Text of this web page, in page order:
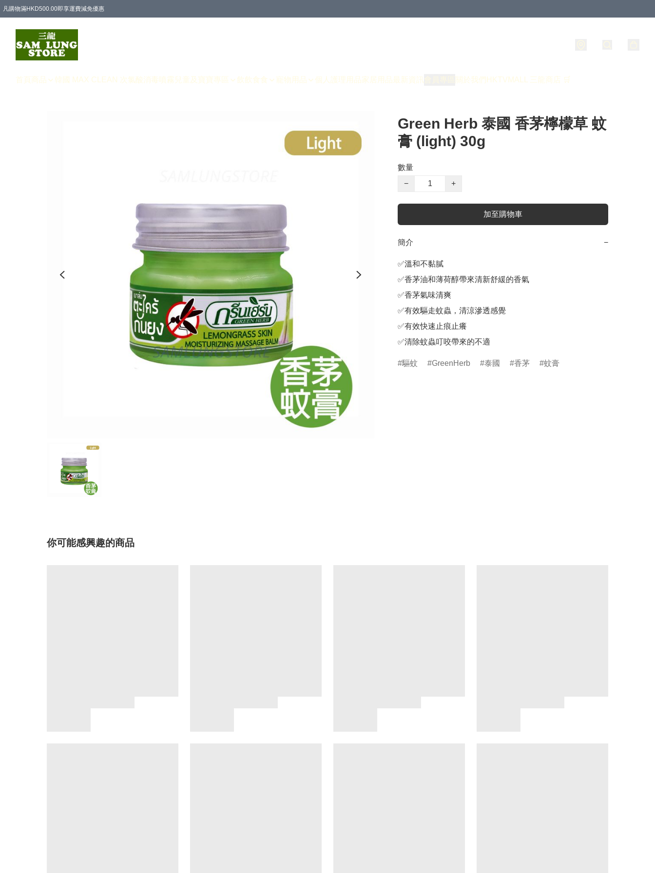
凡購物滿HKD500.00即享運費減免優惠
首頁 商品 韓國 MAX CLEAN 次氯酸消毒噴霧 兒童及寶寶專區 飲飲食食 寵物用品 個人護理用品家居用品 最新資訊 關於我們 HKTVMALL 三龍商店 🛒
Green Herb 泰國 香茅檸檬草 蚊
膏 (light) 30g
數量
−
+
加至購物車
簡介 −
✅溫和不黏膩
✅香茅油和薄荷醇帶來清新舒緩的香氣
✅香茅氣味清爽
✅有效驅走蚊蟲，清涼滲透感覺
✅有效快速止痕止癢
✅清除蚊蟲叮咬帶來的不適
驅蚊 GreenHerb 泰國 香茅 蚊膏
你可能感興趣的商品